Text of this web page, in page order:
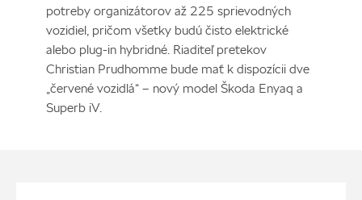
potreby organizátorov až 225 sprievodných
vozidiel, pričom všetky budú čisto elektrické
alebo plug-in hybridné. Riaditeľ pretekov
Christian Prudhomme bude mať k dispozícii dve
„červené vozidlá“ – nový model Škoda Enyaq a
Superb iV.